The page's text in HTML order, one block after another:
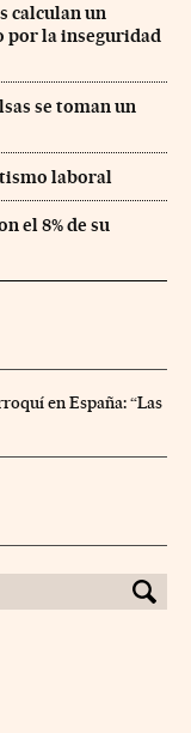
calculan un
por la inseguridad
se toman un
laboral
el 8% de su
en España: “Las